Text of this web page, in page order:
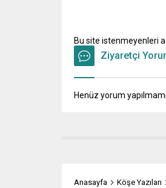
Bu site istenmeyenleri
Ziyaretçi
Henüz yorum
Anasayfa Köşe Yazıları